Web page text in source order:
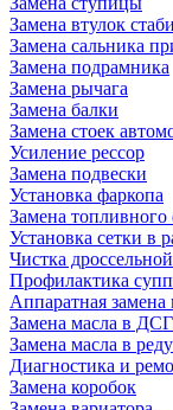
Замена втулок
Замена сальника
Замена подрамника
Замена рычага
Замена балки
Замена стоек
Усиление рессор
Замена подвески
Установка фаркопа
Замена топливного
Установка сетки в
Чистка
Профилактика
Аппаратная
Замена масла в ДСГ
Замена масла в
Диагностика и
Замена коробок